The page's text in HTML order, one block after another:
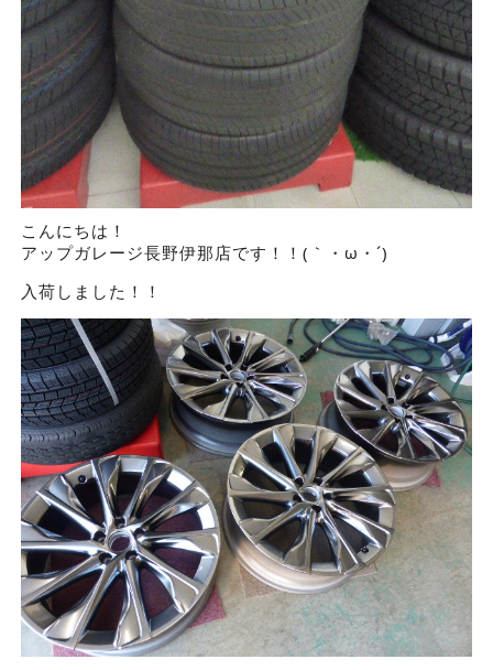
こんにちは！
アップガレージ長野伊那店です！！(｀・ω・´)ゞ
入荷しました！！